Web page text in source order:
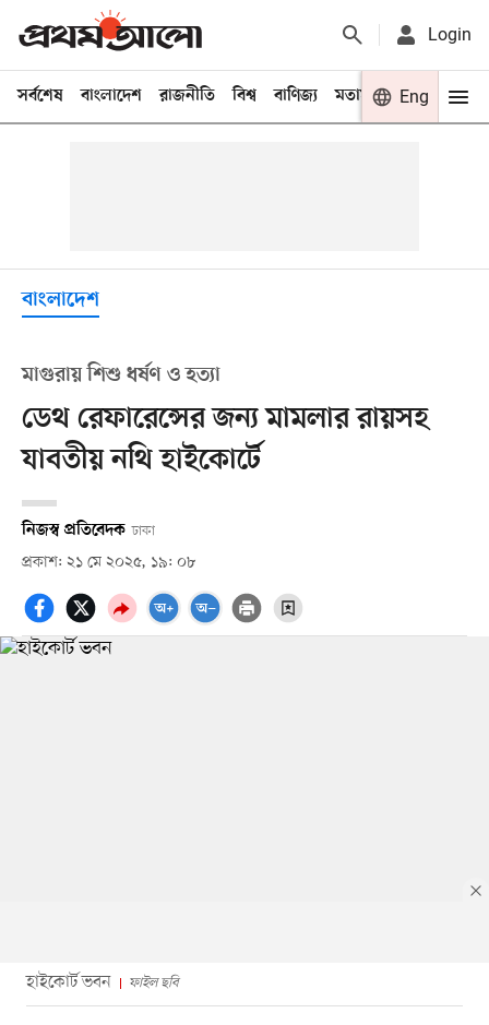
Login
সর্বশেষ বাংলাদেশ রাজনীতি বিশ্ব বাণিজ্য মতামত খেলা
Eng
বাংলাদেশ
মাগুরায় শিশু ধর্ষণ ও হত্যা
ডেথ রেফারেন্সের জন্য মামলার রায়সহ
যাবতীয় নথি হাইকোর্টে
নিজস্ব প্রতিবেদক ঢাকা
প্রকাশ: ২১ মে ২০২৫, ১৯: ০৮
হাইকোর্ট ভবন ফাইল ছবি